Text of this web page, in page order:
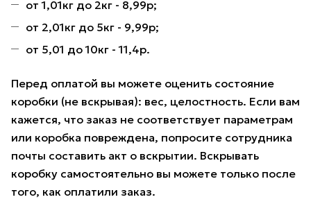
от 1,01кг до 2кг - 8,99р;
от 2,01кг до 5кг - 9,99р;
от 5,01 до 10кг - 11,4р.
Перед оплатой вы можете оценить состояние
коробки (не вскрывая): вес, целостность. Если вам
кажется, что заказ не соответствует параметрам
или коробка повреждена, попросите сотрудника
почты составить акт о вскрытии. Вскрывать
коробку самостоятельно вы можете только после
того, как оплатили заказ.